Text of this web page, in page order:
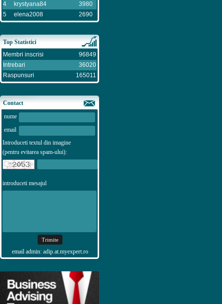
4
krystyana84
3980
5
elena2008 2690
Top Statistici
Membri inscrisi
96849
Intrebari
36020
Raspunsuri
165011
Contact
nume
email
Introduceti textul din imagine
(pentru evitarea spam-ului):
introduceti mesajul
email admin: adip.at.myexpert.ro